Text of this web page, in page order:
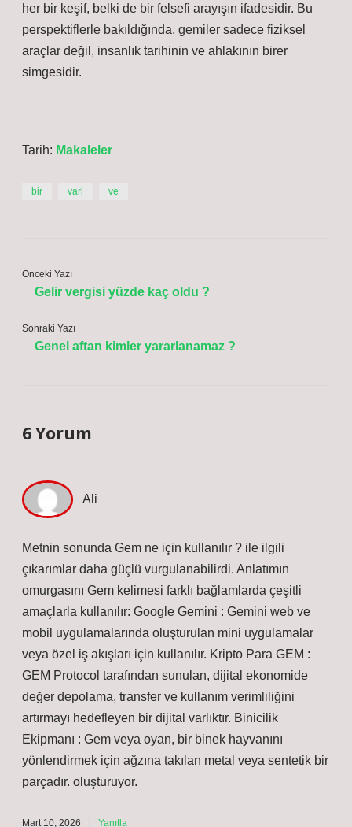
her bir keşif, belki de bir felsefi arayışın ifadesidir. Bu
perspektiflerle bakıldığında, gemiler sadece fiziksel
araçlar değil, insanlık tarihinin ve ahlakının birer
simgesidir.
Tarih: Makaleler
bir varl ve
Önceki Yazı
Gelir vergisi yüzde kaç oldu ?
Sonraki Yazı
Genel aftan kimler yararlanamaz ?
6 Yorum
Metnin sonunda Gem ne için kullanılır ? ile ilgili
çıkarımlar daha güçlü vurgulanabilirdi. Anlatımın
omurgasını Gem kelimesi farklı bağlamlarda çeşitli
amaçlarla kullanılır: Google Gemini : Gemini web ve
mobil uygulamalarında oluşturulan mini uygulamalar
veya özel iş akışları için kullanılır. Kripto Para GEM :
GEM Protocol tarafından sunulan, dijital ekonomide
değer depolama, transfer ve kullanım verimliliğini
artırmayı hedefleyen bir dijital varlıktır. Binicilik
Ekipmanı : Gem veya oyan, bir binek hayvanını
yönlendirmek için ağzına takılan metal veya sentetik bir
parçadır. oluşturuyor.
Mart 10, 2026 Yanıtla